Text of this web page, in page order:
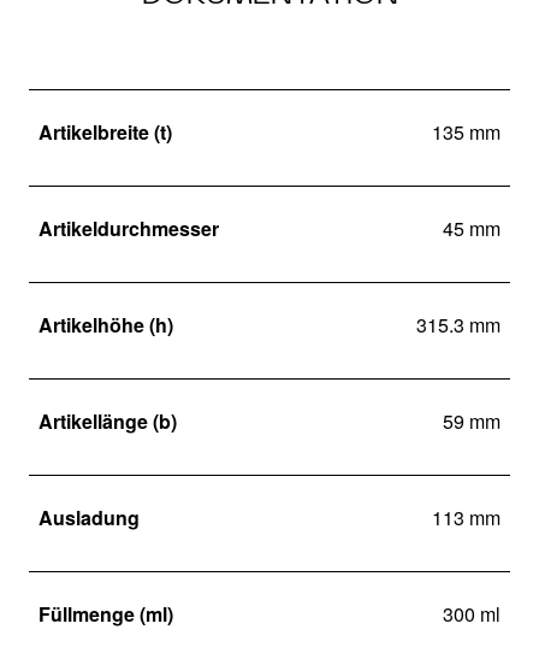
Artikelbreite (t) 135 mm
Artikeldurchmesser 45 mm
Artikelhöhe (h) 315.3 mm
Artikellänge (b) 59 mm
Ausladung 113 mm
Füllmenge (ml) 300 ml